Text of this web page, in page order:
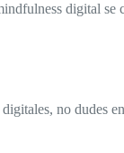
digital
no dudes